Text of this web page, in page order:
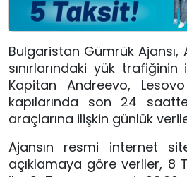
Bulgaristan Gümrük Ajansı,
sınırlarındaki yük
Kapitan Andreevo,
kapılarında son 24
araçlarına ilişkin günlük
Ajansın resmi internet
açıklamaya göre veriler, 8